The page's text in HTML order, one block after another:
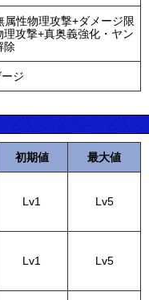
性物理攻撃+ダメージ限
攻撃+真奥義強化・ヤン
除
ジ
初期値 最大値
Lv1 Lv5
Lv1 Lv5